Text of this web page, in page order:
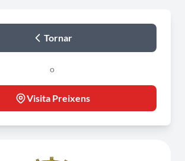
Tornar
o
Visita Preixens